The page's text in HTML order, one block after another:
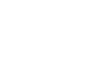
bent.